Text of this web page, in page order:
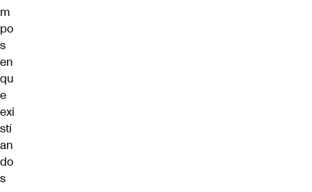
m
po
s
en
qu
e
exi
stí
an
do
s